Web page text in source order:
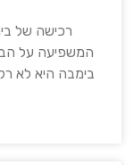
רכישה של
המשפיעה על
בימבה היא לא